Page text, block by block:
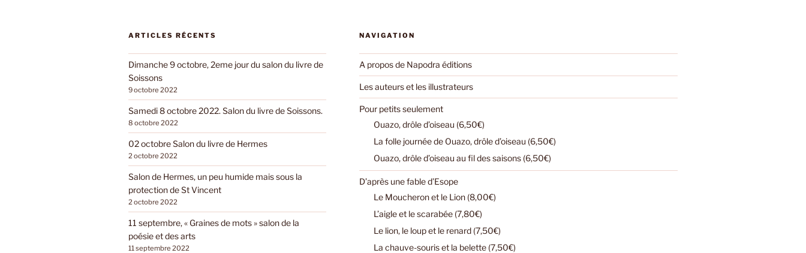
ARTICLES RÉCENTS
Dimanche 9 octobre, 2eme jour du salon du livre de
Soissons
9 octobre 2022
Samedi 8 octobre 2022. Salon du livre de Soissons.
8 octobre 2022
02 octobre Salon du livre de Hermes
2 octobre 2022
Salon de Hermes, un peu humide mais sous la
protection de St Vincent
2 octobre 2022
11 septembre, « Graines de mots » salon de la
poésie et des arts
11 septembre 2022
NAVIGATION
A propos de Napodra éditions
Les auteurs et les illustrateurs
Pour petits seulement
Ouazo, drôle d’oiseau (6,50€)
La folle journée de Ouazo, drôle d’oiseau (6,50€)
Ouazo, drôle d’oiseau au fil des saisons (6,50€)
D’après une fable d’Esope
Le Moucheron et le Lion (8,00€)
L’aigle et le scarabée (7,80€)
Le lion, le loup et le renard (7,50€)
La chauve-souris et la belette (7,50€)